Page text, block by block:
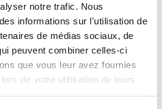
notre trafic. Nous
informations sur l'utilisation de
de médias sociaux, de
peuvent combiner celles-ci
que vous leur avez fournies
de votre utilisation de leurs
aider vos participants à envoyer plus
et de meilleure qualité.
Promotion
votre marque
aider à faire briller votre marque et à